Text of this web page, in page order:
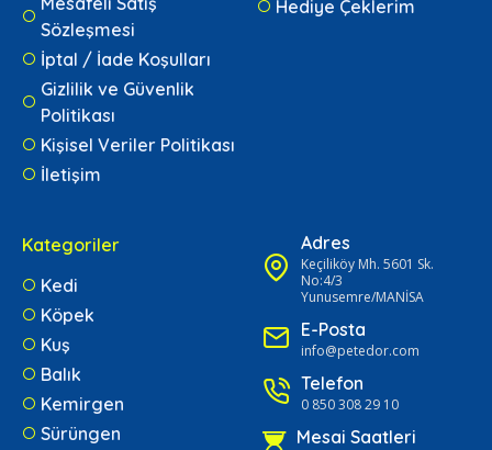
Sözleşmesi
İptal / İade Koşulları
Gizlilik ve Güvenlik
Politikası
Kişisel Veriler Politikası
İletişim
Hediye Çeklerim
Kategoriler
Kedi
Köpek
Kuş
Balık
Kemirgen
Sürüngen
Adres
Keçiliköy Mh. 5601 Sk.
No:4/3
Yunusemre/MANİSA
E-Posta
info@petedor.com
Telefon
0 850 308 29 10
Mesai Saatleri